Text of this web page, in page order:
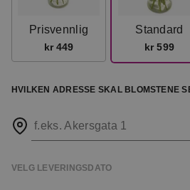
Prisvennlig
kr 449
Standard
kr 599
HVILKEN ADRESSE SKAL BLOMSTENE
f.eks. Akersgata 1
VELG LEVERINGSDATO